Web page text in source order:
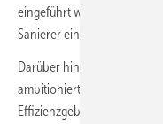
eingeführt wurde unter
Sanierer einen Zuschuss
Darüber hinaus sind
ambitionierte Sanierungen
Effizienzgebäude